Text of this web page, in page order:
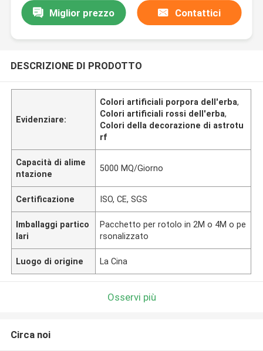
Miglior prezzo Contattici
DESCRIZIONE DI PRODOTTO
Evidenziare:
Colori artificiali porpora dell'erba,
Colori artificiali rossi dell'erba,
Colori della decorazione di astrotu
rf
Capacità di alime
ntazione
5000 MQ/Giorno
Certificazione ISO, CE, SGS
Imballaggi partico
lari
Pacchetto per rotolo in 2M o 4M o pe
rsonalizzato
Luogo di origine La Cina
Osservi più
Circa noi